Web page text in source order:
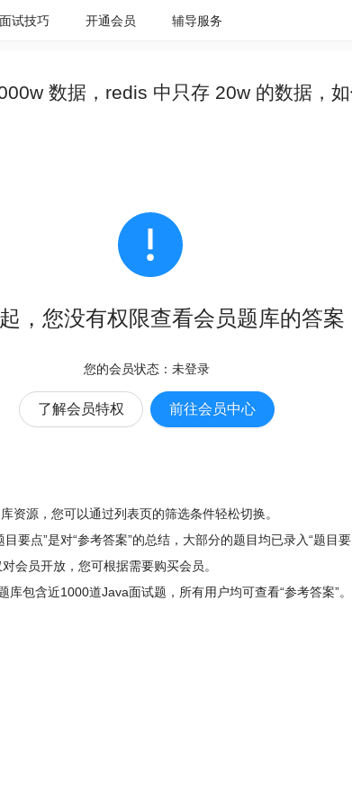
面试技巧 开通会员 辅导服务
数据，redis 中只存 20w 的数据，
，您没有权限查看会员题库的答案
您的会员状态： 未登录
了解会员特权 前往会员中心
资源，您可以通过列表页的筛选条件轻松切换。
目要点”是对“参考答案”的总结，大部分的题目均已录入“题目
会员开放，您可根据需要购买会员。
库包含近1000道Java面试题 ，所有用户均可查看“参考答案”。